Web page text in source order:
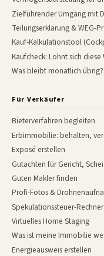
Zielführender Umgang mit
Teilungserklärung & WEG-
Kauf-Kalkulationstool
Kaufcheck: Lohnt sich diese
Was bleibt monatlich übrig?
Für Verkäufer
Bieterverfahren begleiten
Erbimmobilie: behalten,
Exposé erstellen
Gutachten für Gericht,
Guten Makler finden
Profi-Fotos &
Spekulationssteuer-Rechner
Virtuelles Home Staging
Was ist meine Immobilie
Energieausweis erstellen